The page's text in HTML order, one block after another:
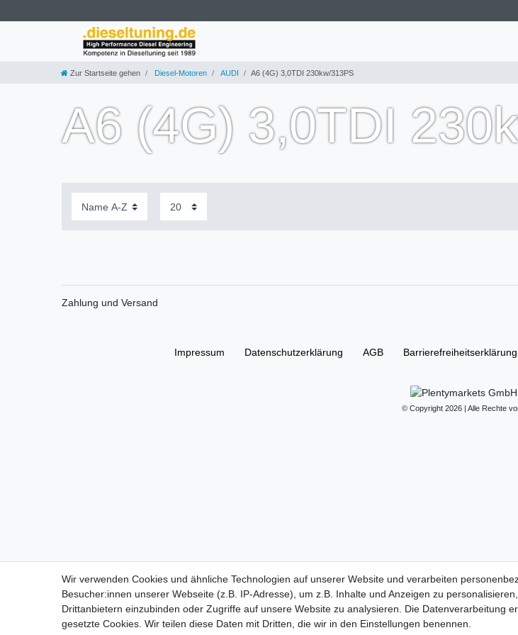
Zur Startseite gehen Diesel-Motoren AUDI A6 (4G) 3,0TDI 230kw/313PS
A6 (4G) 3,0TDI
Zahlung und Versand
Impressum Daten­schutz­erklärung AGB Barrierefreiheitserklärung
© Copyright 2026 | Alle Rechte
Wir verwenden Cookies und ähnliche Technologien auf unserer Website und verarbeiten
Besucher:innen unserer Webseite (z.B. IP-Adresse), um z.B. Inhalte und Anzeigen zu
Drittanbietern einzubinden oder Zugriffe auf unsere Website zu analysieren. Die Datenverarbeitung
gesetzte Cookies. Wir teilen diese Daten mit Dritten, die wir in den Einstellungen benennen.